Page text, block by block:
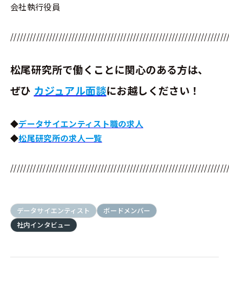
会社執行役員
松尾研究所で働くことに関心のある方は、
ぜひ カジュアル面談にお越しください！
◆データサイエンティスト職の求人
◆松尾研究所の求人一覧
データサイエンティスト
ボードメンバー
社内インタビュー